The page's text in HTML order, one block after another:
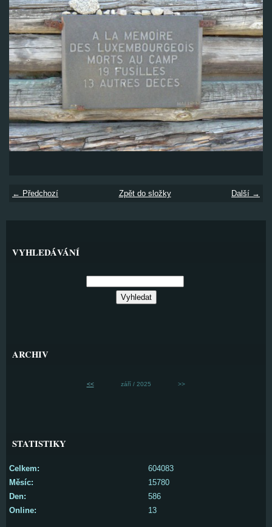
← Předchozí Další →
Zpět do složky
VYHLEDÁVÁNÍ
ARCHIV
<< září / 2025 >>
STATISTIKY
Online: 13
Celkem:
604083
Měsíc:
15780
Den:
586